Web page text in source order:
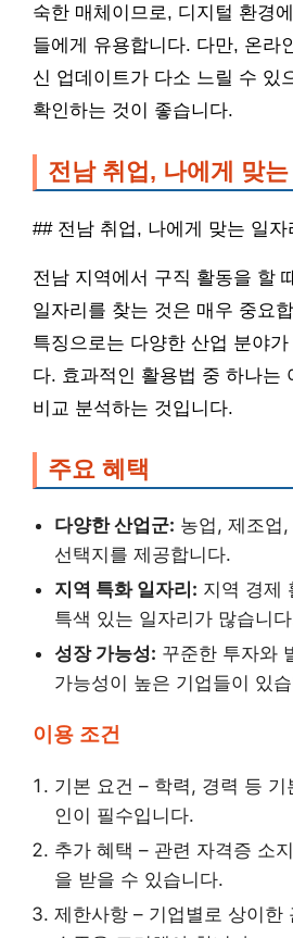
숙한 매체이므로, 디지털 환경
들에게 유용합니다. 다만, 온라
신 업데이트가 다소 느릴 수 있
확인하는 것이 좋습니다.
전남 취업, 나에게 맞
## 전남 취업, 나에게 맞는 일자
전남 지역에서 구직 활동을 할
일자리를 찾는 것은 매우 중요
특징으로는 다양한 산업 분야
다. 효과적인 활용법 중 하나는
비교 분석하는 것입니다.
주요 혜택
다양한 산업군: 농업, 제조업
선택지를 제공합니다.
지역 특화 일자리: 지역 경제
특색 있는 일자리가 많습니
성장 가능성: 꾸준한 투자와
가능성이 높은 기업들이 있
이용 조건
기본 요건 – 학력, 경력 등
인이 필수입니다.
추가 혜택 – 관련 자격증 소
을 받을 수 있습니다.
제한사항 – 기업별로 상이한